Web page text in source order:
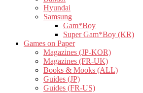
Hyundai
Samsung
Gam*Boy
Super Gam*Boy (KR)
Games on Paper
Magazines (JP-KOR)
Magazines (FR-UK)
Books & Mooks (ALL)
Guides (JP)
Guides (FR-US)